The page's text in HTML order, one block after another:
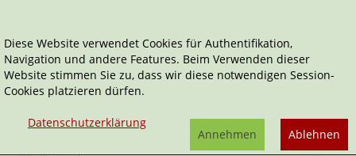
Home Belletristik
Fantasy
Unter schwarzen Segeln
Sturmwelten
Unter schwarzen Segeln von
Christoph
Diese Website verwendet Cookies für Authentifikation,
Navigation und andere Features. Beim Verwenden dieser
Website stimmen Sie zu, dass wir diese notwendigen Session-
Cookies platzieren dürfen.
Datenschutzerklärung
Ablehnen
Annehmen